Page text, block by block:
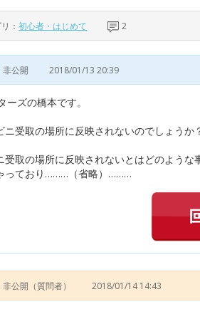
： 初心者・はじめて 2
非公開 2018/01/13 20:39
ーズの橋本です。
ニ受取の場所に反映されないのでしょうか
受取の場所に反映されないとはどのような
っており………（省略）………
非公開 （質問者） 2018/01/14 14:43